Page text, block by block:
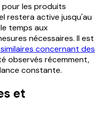
les produits
restera active jusqu'au
temps aux
nécessaires. Il est
concernant des
observés récemment,
constante.
et